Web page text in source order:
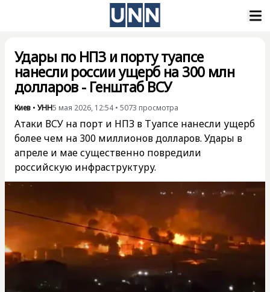
Удары по НПЗ и порту туапсе
нанесли россии ущерб на 300 млн
долларов - Генштаб ВСУ
Киев • УНН5 мая 2026, 12:54 • 5073 просмотра
Атаки ВСУ на порт и НПЗ в Туапсе нанесли ущерб
более чем на 300 миллионов долларов. Удары в
апреле и мае существенно повредили
российскую инфраструктуру.